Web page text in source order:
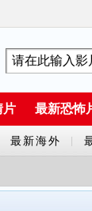
片 最新恐怖
最新海外